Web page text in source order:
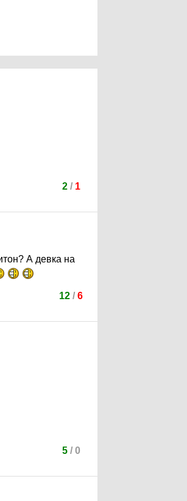
2/ 1
А девка на
12 / 6
5/ 0